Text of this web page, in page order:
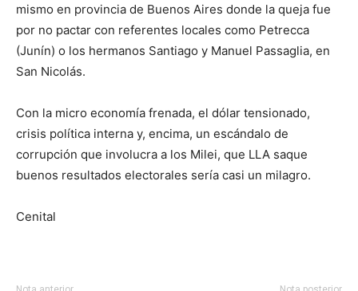
mismo en provincia de Buenos Aires donde la queja fue
por no pactar con referentes locales como Petrecca
(Junín) o los hermanos Santiago y Manuel Passaglia, en
San Nicolás.
Con la micro economía frenada, el dólar tensionado,
crisis política interna y, encima, un escándalo de
corrupción que involucra a los Milei, que LLA saque
buenos resultados electorales sería casi un milagro.
Cenital